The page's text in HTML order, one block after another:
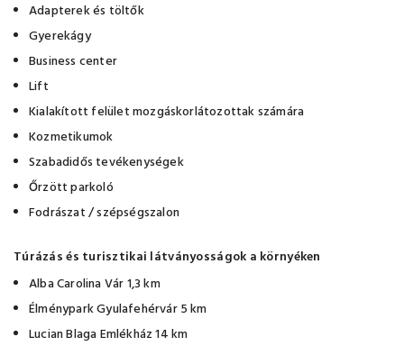
Adapterek és töltők
Gyerekágy
Business center
Lift
Kialakított felület mozgáskorlátozottak számára
Kozmetikumok
Szabadidős tevékenységek
Őrzött parkoló
Fodrászat / szépségszalon
Túrázás és turisztikai látványosságok a környéken
Alba Carolina Vár 1,3 km
Élménypark Gyulafehérvár 5 km
Lucian Blaga Emlékház 14 km